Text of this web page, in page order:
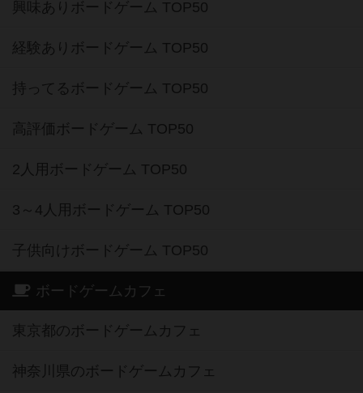
興味ありボードゲーム TOP50
経験ありボードゲーム TOP50
持ってるボードゲーム TOP50
高評価ボードゲーム TOP50
2人用ボードゲーム TOP50
3～4人用ボードゲーム TOP50
子供向けボードゲーム TOP50
ボードゲームカフェ
東京都のボードゲームカフェ
神奈川県のボードゲームカフェ